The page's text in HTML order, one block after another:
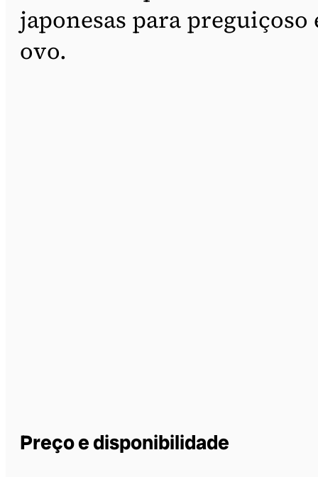
japonesas para preguiçoso
ovo.
Preço e disponibilidade